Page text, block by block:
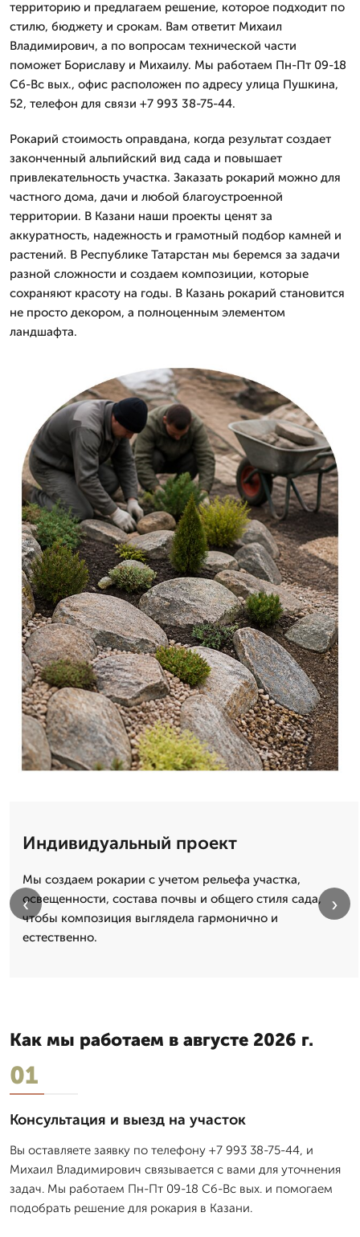
территорию и предлагаем решение, которое подходит по
стилю, бюджету и срокам. Вам ответит Михаил
Владимирович, а по вопросам технической части
поможет Бориславу и Михаилу. Мы работаем Пн-Пт 09-18
Сб-Вс вых., офис расположен по адресу улица Пушкина,
52, телефон для связи +7 993 38-75-44.
Рокарий стоимость оправдана, когда результат создает
законченный альпийский вид сада и повышает
привлекательность участка. Заказать рокарий можно для
частного дома, дачи и любой благоустроенной
территории. В Казани наши проекты ценят за
аккуратность, надежность и грамотный подбор камней и
растений. В Республике Татарстан мы беремся за задачи
разной сложности и создаем композиции, которые
сохраняют красоту на годы. В Казань рокарий становится
не просто декором, а полноценным элементом
ландшафта.
Индивидуальный проект
Мы создаем рокарии с учетом рельефа участка,
освещенности, состава почвы и общего стиля сада,
чтобы композиция выглядела гармонично и
естественно.
‹ ›
Как мы работаем в августе 2026 г.
01
Консультация и выезд на участок
Вы оставляете заявку по телефону +7 993 38-75-44, и
Михаил Владимирович связывается с вами для уточнения
задач. Мы работаем Пн-Пт 09-18 Сб-Вс вых. и помогаем
подобрать решение для рокария в Казани.